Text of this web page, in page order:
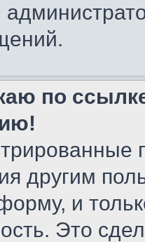
по
другим
и
Это